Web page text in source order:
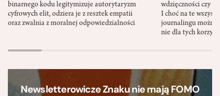
binarnego kodu legitymizuje autorytaryzm
cyfrowych elit, odziera je z resztek empatii
oraz zwalnia z moralnej odpowiedzialności
wdzięczności czy
I choć na te
journalingu można
nie dla tych
Newsletterowicze Znaku nie mają FOMO